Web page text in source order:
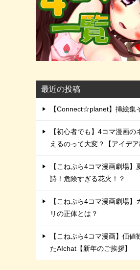
最近の投稿
【Connect☆planet】挿絵集
【初心者でも】4コマ漫画の
えるのって大変？【アイデア
【こねぷら4コマ漫画劇場】
詩！危険すぎる花火！？
【こねぷら4コマ漫画劇場】
リの正体とは？
【こねぷら4コマ漫画】価値
たAIchat【新年のご挨拶】